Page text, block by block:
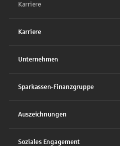
Karriere
Karriere
Unternehmen
Sparkassen-Finanzgruppe
Auszeichnungen
Soziales Engagement